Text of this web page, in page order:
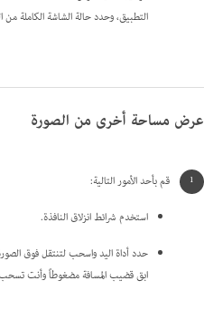
التطبيق، وحدد حالة الشاشة الكاملة من
عرض مساحة أخرى من الصورة
قم بأحد الأمور التالية:
استخدم شرائط انزلاق النافذة.
حدد أداة اليد واسحب لتنتقل فوق
ابق قضيب المسافة مضغوطاً وأنت